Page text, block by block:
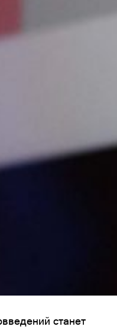
станет